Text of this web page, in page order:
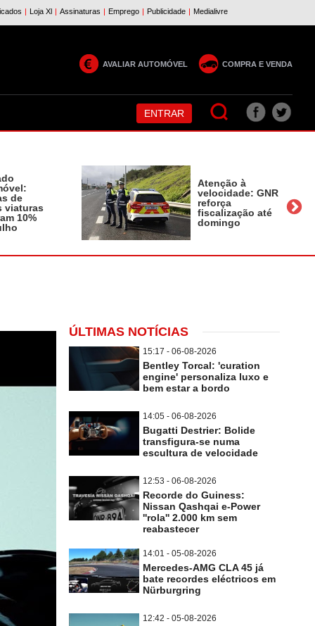
AVALIAR AUTOMÓVEL COMPRA E VENDA
ENTRAR
de
viaturas
10%
Atenção à
velocidade: GNR
reforça
fiscalização até
domingo
ÚLTIMAS NOTÍCIAS
15:17 - 06-08-2026
Bentley Torcal: 'curation
engine' personaliza luxo e
bem estar a bordo
14:05 - 06-08-2026
Bugatti Destrier: Bolide
transfigura-se numa
escultura de velocidade
12:53 - 06-08-2026
Recorde do Guiness:
Nissan Qashqai e-Power
''rola'' 2.000 km sem
reabastecer
14:01 - 05-08-2026
Mercedes-AMG CLA 45 já
bate recordes eléctricos em
Nürburgring
12:42 - 05-08-2026